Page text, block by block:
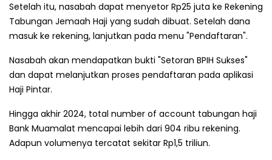
Setelah itu, nasabah dapat menyetor Rp25 juta ke Rekening
Tabungan Jemaah Haji yang sudah dibuat. Setelah dana
masuk ke rekening, lanjutkan pada menu "Pendaftaran".
Nasabah akan mendapatkan bukti "Setoran BPIH Sukses"
dan dapat melanjutkan proses pendaftaran pada aplikasi
Haji Pintar.
Hingga akhir 2024, total number of account tabungan haji
Bank Muamalat mencapai lebih dari 904 ribu rekening.
Adapun volumenya tercatat sekitar Rp1,5 triliun.